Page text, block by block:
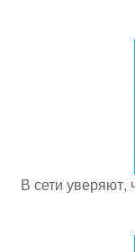
В сети уверяют,